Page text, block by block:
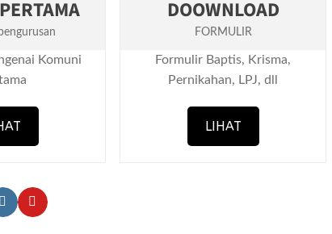
Komuni
DOOWNLOAD
FORMULIR
Formulir Baptis, Krisma,
Pernikahan, LPJ, dll
LIHAT
Instagram
YouTube